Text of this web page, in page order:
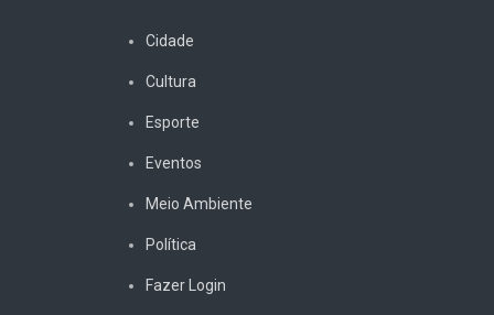
Cidade
Cultura
Esporte
Eventos
Meio Ambiente
Política
Fazer Login